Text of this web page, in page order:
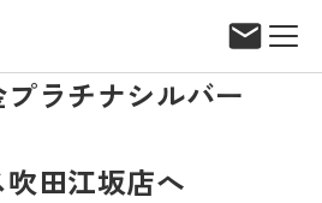
ラチナシルバー
田江坂店へ